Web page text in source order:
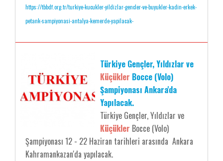
https://tbbdf.org.tr/turkiye-kucukler-yildizlar-gencler-ve-buyukler-kadin-erkek-
petank-sampiyonasi-antalya-kemerde-yapilacak-
Türkiye Gençler, Yıldızlar ve
Küçükler Bocce (Volo)
Şampiyonası Ankara'da
Yapılacak.
Türkiye Gençler, Yıldızlar ve
Küçükler Bocce (Volo)
Şampiyonası 12 - 22 Haziran tarihleri arasında Ankara
Kahramankazan'da yapılacak.